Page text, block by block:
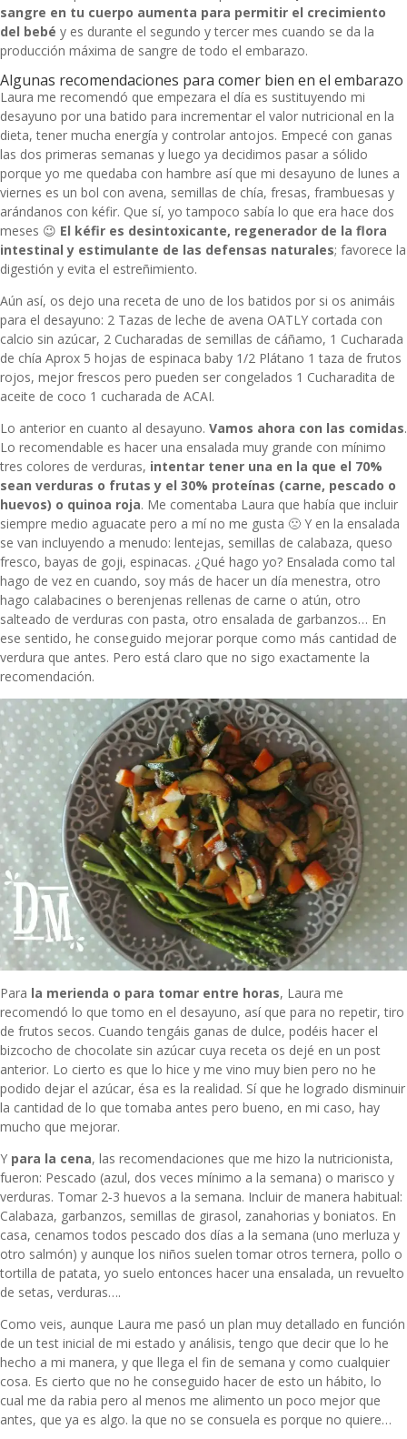
sangre en tu cuerpo aumenta para permitir el crecimiento
del bebé y es durante el segundo y tercer mes cuando se da la
producción máxima de sangre de todo el embarazo.
Algunas recomendaciones para comer bien en el embarazo
Laura me recomendó que empezara el día es sustituyendo mi
desayuno por una batido para incrementar el valor nutricional en la
dieta, tener mucha energía y controlar antojos. Empecé con ganas
las dos primeras semanas y luego ya decidimos pasar a sólido
porque yo me quedaba con hambre así que mi desayuno de lunes a
viernes es un bol con avena, semillas de chía, fresas, frambuesas y
arándanos con kéfir. Que sí, yo tampoco sabía lo que era hace dos
meses 😉 El kéfir es desintoxicante, regenerador de la flora
intestinal y estimulante de las defensas naturales; favorece la
digestión y evita el estreñimiento.
Aún así, os dejo una receta de uno de los batidos por si os animáis
para el desayuno: 2 Tazas de leche de avena OATLY cortada con
calcio sin azúcar, 2 Cucharadas de semillas de cáñamo, 1 Cucharada
de chía Aprox 5 hojas de espinaca baby 1/2 Plátano 1 taza de frutos
rojos, mejor frescos pero pueden ser congelados 1 Cucharadita de
aceite de coco 1 cucharada de ACAI.
Lo anterior en cuanto al desayuno. Vamos ahora con las comidas.
Lo recomendable es hacer una ensalada muy grande con mínimo
tres colores de verduras, intentar tener una en la que el 70%
sean verduras o frutas y el 30% proteínas (carne, pescado o
huevos) o quinoa roja. Me comentaba Laura que había que incluir
siempre medio aguacate pero a mí no me gusta 🙁 Y en la ensalada
se van incluyendo a menudo: lentejas, semillas de calabaza, queso
fresco, bayas de goji, espinacas. ¿Qué hago yo? Ensalada como tal
hago de vez en cuando, soy más de hacer un día menestra, otro
hago calabacines o berenjenas rellenas de carne o atún, otro
salteado de verduras con pasta, otro ensalada de garbanzos… En
ese sentido, he conseguido mejorar porque como más cantidad de
verdura que antes. Pero está claro que no sigo exactamente la
recomendación.
Para la merienda o para tomar entre horas, Laura me
recomendó lo que tomo en el desayuno, así que para no repetir, tiro
de frutos secos. Cuando tengáis ganas de dulce, podéis hacer el
bizcocho de chocolate sin azúcar cuya receta os dejé en un post
anterior. Lo cierto es que lo hice y me vino muy bien pero no he
podido dejar el azúcar, ésa es la realidad. Sí que he logrado disminuir
la cantidad de lo que tomaba antes pero bueno, en mi caso, hay
mucho que mejorar.
Y para la cena, las recomendaciones que me hizo la nutricionista,
fueron: Pescado (azul, dos veces mínimo a la semana) o marisco y
verduras. Tomar 2‐3 huevos a la semana. Incluir de manera habitual:
Calabaza, garbanzos, semillas de girasol, zanahorias y boniatos. En
casa, cenamos todos pescado dos días a la semana (uno merluza y
otro salmón) y aunque los niños suelen tomar otros ternera, pollo o
tortilla de patata, yo suelo entonces hacer una ensalada, un revuelto
de setas, verduras….
Como veis, aunque Laura me pasó un plan muy detallado en función
de un test inicial de mi estado y análisis, tengo que decir que lo he
hecho a mi manera, y que llega el fin de semana y como cualquier
cosa. Es cierto que no he conseguido hacer de esto un hábito, lo
cual me da rabia pero al menos me alimento un poco mejor que
antes, que ya es algo. la que no se consuela es porque no quiere…